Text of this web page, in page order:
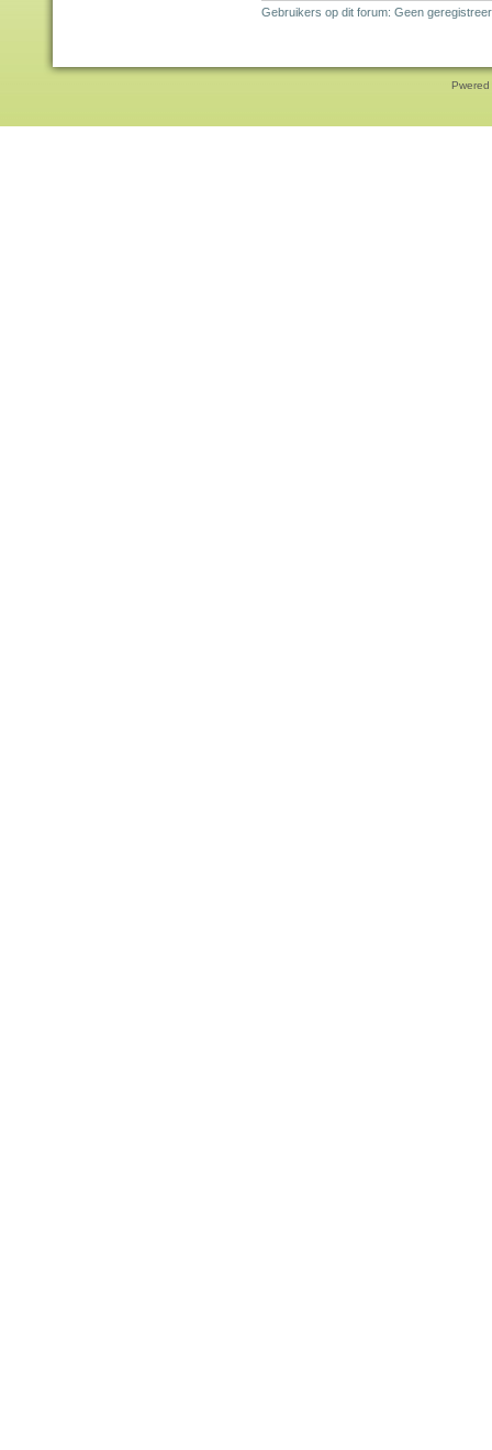
Gebruikers op dit forum: Geen